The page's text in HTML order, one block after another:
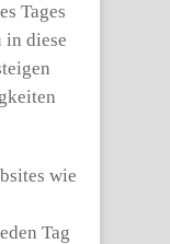
Tages
in diese
wie
Tag